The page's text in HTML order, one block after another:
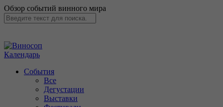
Обзор событий винного мира
Календарь
События
Все
Дегустации
Выставки